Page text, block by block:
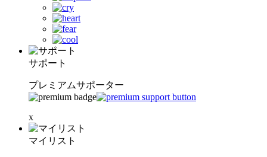
サポート
プレミアムサポーター
x
マイリスト